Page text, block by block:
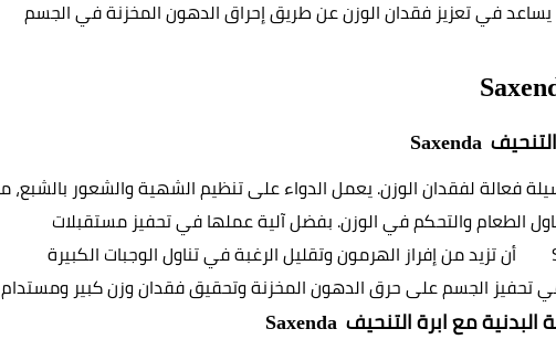
Saxenda
تحفيز الجسم على حرق الدهون المخزنة وتحقيق فقدان وزن كبير ومستدام
البدنية مع ابرة التنحيف Saxenda